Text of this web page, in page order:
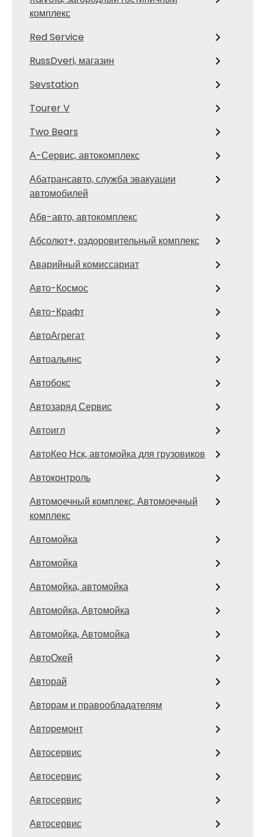
комплекс
Red Service
RussDveri, магазин
Sevstation
Tourer V
Two Bears
А-Сервис, автокомплекс
Абатрансавто, служба эвакуации
автомобилей
Абв-авто, автокомплекс
Абсолют+, оздоровительный комплекс
Аварийный комиссариат
Авто-Космос
Авто-Крафт
АвтоАгрегат
Автоальянс
Автобокс
Автозаряд Сервис
Автоигл
АвтоКео Нск, автомойка для грузовиков
Автоконтроль
Автомоечный комплекс, Автомоечный
комплекс
Автомойка
Автомойка
Автомойка, автомойка
Автомойка, Автомойка
Автомойка, Автомойка
АвтоОкей
Авторай
Авторам и правообладателям
Авторемонт
Автосервис
Автосервис
Автосервис
Автосервис